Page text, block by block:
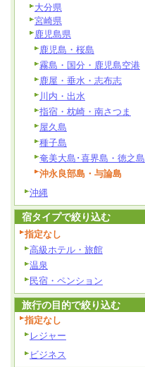
大分県
宮崎県
鹿児島県
鹿児島・桜島
霧島・国分・鹿児島空港
鹿屋・垂水・志布志
川内・出水
指宿・枕崎・南さつま
屋久島
種子島
奄美大島･喜界島・徳之島
沖永良部島・与論島
沖縄
宿タイプで絞り込む
指定なし
高級ホテル・旅館
温泉
民宿・ペンション
旅行の目的で絞り込む
指定なし
レジャー
ビジネス